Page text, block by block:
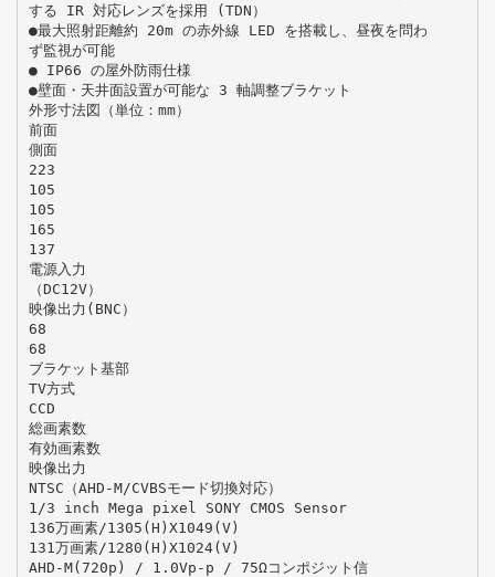
する IR 対応レンズを採用 (TDN）
●最大照射距離約 20m の赤外線 LED を搭載し、昼夜を問わ
ず監視が可能
● IP66 の屋外防雨仕様
●壁面・天井面設置が可能な 3 軸調整ブラケット
外形寸法図（単位：mm）
前面
側面
223
105
105
165
137
電源入力
（DC12V）
映像出力(BNC）
68
68
ブラケット基部
TV方式
CCD
総画素数
有効画素数
映像出力
NTSC（AHD-M/CVBSモード切換対応）
1/3 inch Mega pixel SONY CMOS Sensor
136万画素/1305(H)X1049(V)
131万画素/1280(H)X1024(V)
AHD-M(720p) / 1.0Vp-p / 75Ωコンポジット信